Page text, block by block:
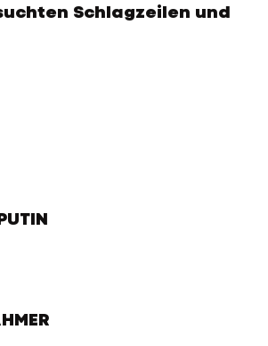
Schlagzeilen und